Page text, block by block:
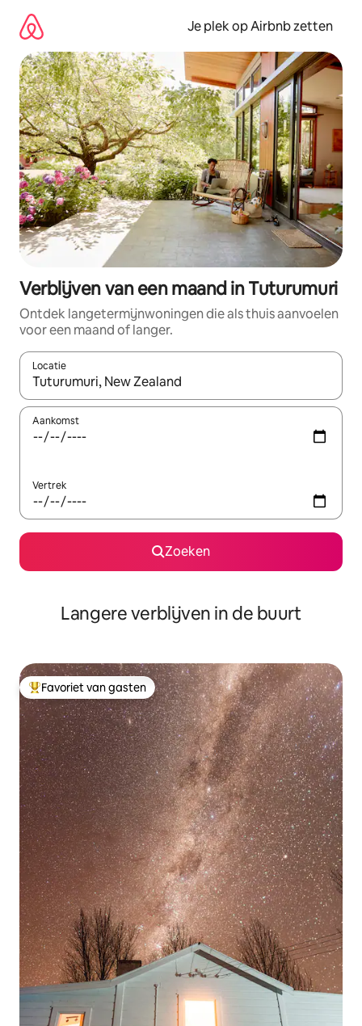
direct
naar
inhoud
Je plek op Airbnb zetten
Verblijven van een maand in Tuturumuri
Ontdek langetermijnwoningen die als thuis aanvoelen
voor een maand of langer.
Locatie
Wanneer er resultaten beschikbaar zijn, maak je een keuze
Aankomst
Vertrek
Zoeken
Langere verblijven in de buurt
Topfavoriet van gasten
Favoriet van gasten